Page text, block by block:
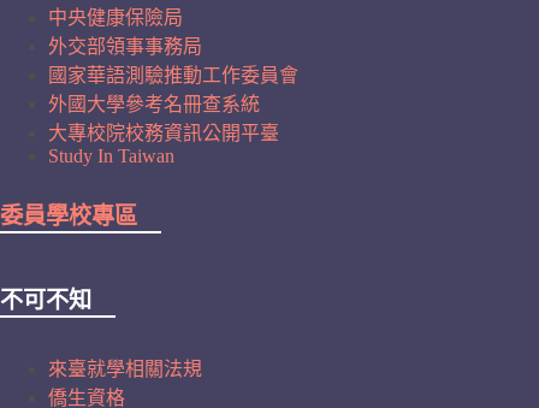
中央健康保險局
外交部領事事務局
國家華語測驗推動工作委員會
外國大學參考名冊查系統
大專校院校務資訊公開平臺
Study In Taiwan
委員學校專區
不可不知
來臺就學相關法規
僑生資格